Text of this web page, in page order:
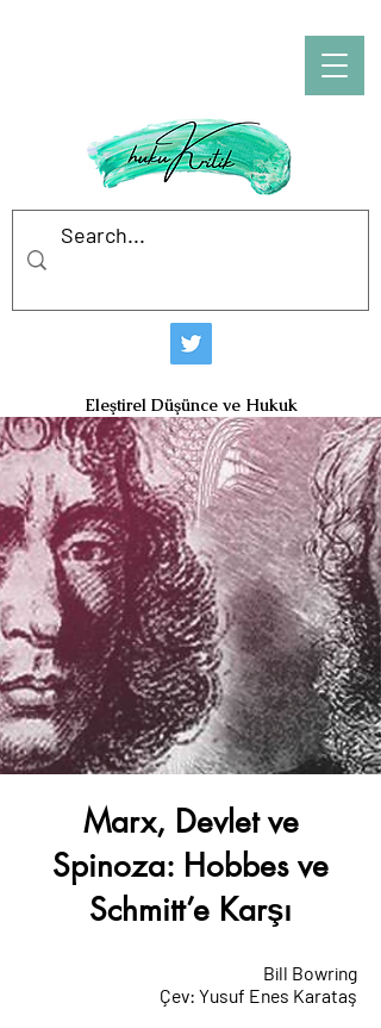
Eleştirel Düşünce ve Hukuk
Marx, Devlet ve
Spinoza: Hobbes ve
Schmitt’e Karşı
Bill Bowring
Çev: Yusuf Enes Karataş